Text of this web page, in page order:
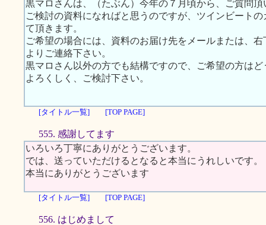
黒マロさんは、（たぶん）今年の７月頃から、ご質問
ご検討の資料になればと思うのですが、ツインビート
て頂きます。
ご希望の場合には、資料のお届け先をメールまたは、
よりご連絡下さい。
黒マロさん以外の方でも結構ですので、ご希望の方はど
よろくしく、ご検討下さい。
[タイトル一覧] [TOP PAGE]
555. 感謝してます
いろいろ丁寧にありがとうございます。
では、送っていただけるとなると本当にうれしいです。
本当にありがとうございます
[タイトル一覧] [TOP PAGE]
556. はじめまして